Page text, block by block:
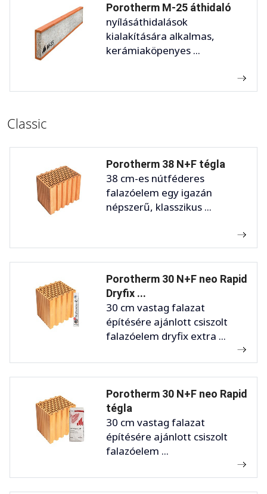
Porotherm M-25 áthidaló
nyílásáthidalások
kialakítására alkalmas,
kerámiaköpenyes ...
Classic
Porotherm 38 N+F tégla
38 cm-es nútféderes
falazóelem egy igazán
népszerű, klasszikus ...
Porotherm 30 N+F neo Rapid
Dryfix ...
30 cm vastag falazat
építésére ajánlott csiszolt
falazóelem dryfix extra ...
Porotherm 30 N+F neo Rapid
tégla
30 cm vastag falazat
építésére ajánlott csiszolt
falazóelem ...